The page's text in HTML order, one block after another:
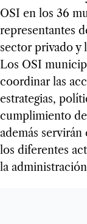
OSI en los 36
representantes
sector privado y
Los OSI
coordinar las
estrategias,
cumplimiento
además
los diferentes
la